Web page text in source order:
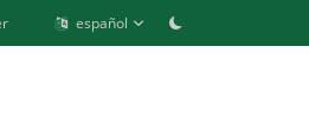
español